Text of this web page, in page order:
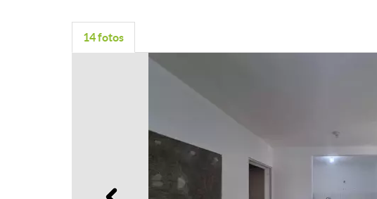
14 fotos
Anterior